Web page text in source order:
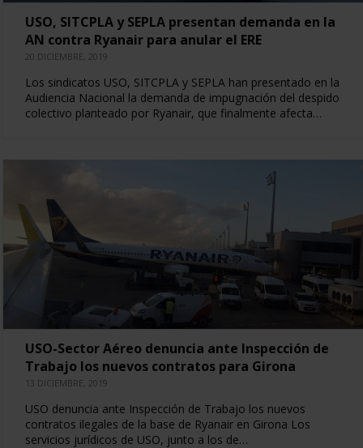
USO, SITCPLA y SEPLA presentan demanda en la
AN contra Ryanair para anular el ERE
20 DICIEMBRE, 2019
Los sindicatos USO, SITCPLA y SEPLA han presentado en la
Audiencia Nacional la demanda de impugnación del despido
colectivo planteado por Ryanair, que finalmente afecta…
USO-Sector Aéreo denuncia ante Inspección de
Trabajo los nuevos contratos para Girona
13 DICIEMBRE, 2019
USO denuncia ante Inspección de Trabajo los nuevos
contratos ilegales de la base de Ryanair en Girona Los
servicios jurídicos de USO, junto a los de…